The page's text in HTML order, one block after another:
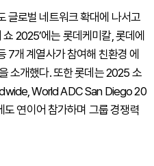
글로벌 네트워크 확대에 나서고
2025’에는 롯데케미칼, 롯데에
7개 계열사가 참여해 친환경 에
소개했다. 또한 롯데는 2025 소
World ADC San Diego 20
도 연이어 참가하며 그룹 경쟁력